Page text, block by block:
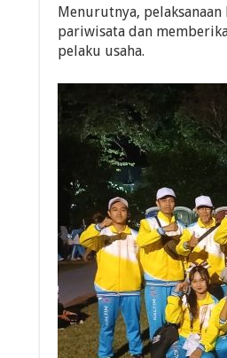
Menurutnya,
pariwisata dan
pelaku usaha.